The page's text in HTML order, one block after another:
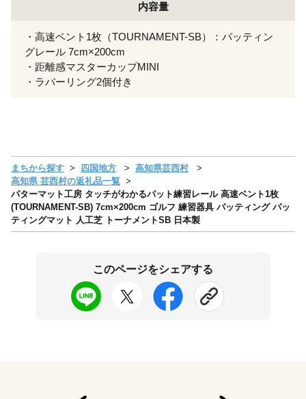
内容量
・高速ベント1枚（TOURNAMENT-SB）：パッティン
グレール 7cm×200cm
・距離感マスターカップMINI
・ラバーリング2個付き
まちから探す 四国地方
高知県芸西村
高知県 芸西村の返礼品一覧
パターマット工房 タッチがわかるパット練習レール 高速ベント1枚
(TOURNAMENT-SB) 7cm×200cm ゴルフ 練習器具 パッティング パッ
ティングマット 人工芝 トーナメントSB 日本製
このページをシェアする